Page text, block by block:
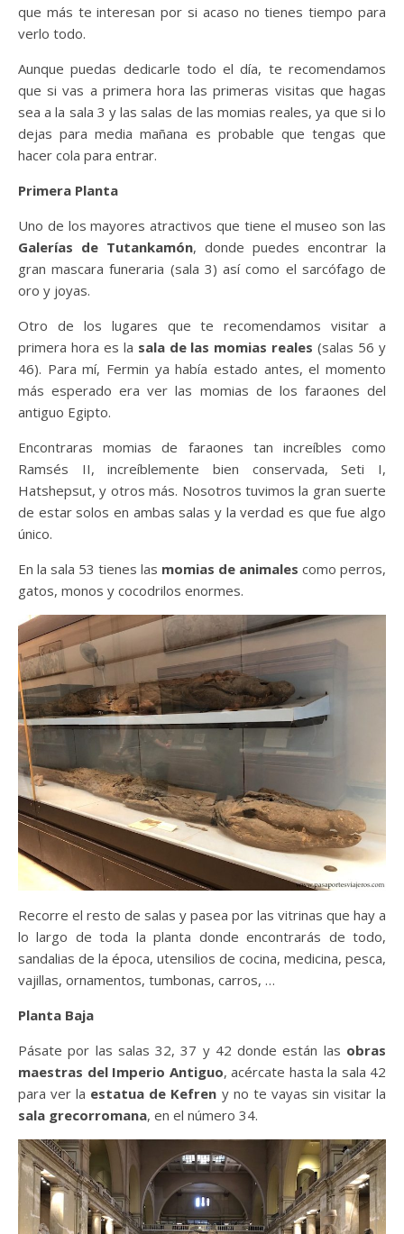
que más te interesan por si acaso no tienes tiempo para
verlo todo.
Aunque puedas dedicarle todo el día, te recomendamos
que si vas a primera hora las primeras visitas que hagas
sea a la sala 3 y las salas de las momias reales, ya que si lo
dejas para media mañana es probable que tengas que
hacer cola para entrar.
Primera Planta
Uno de los mayores atractivos que tiene el museo son las
Galerías de Tutankamón, donde puedes encontrar la
gran mascara funeraria (sala 3) así como el sarcófago de
oro y joyas.
Otro de los lugares que te recomendamos visitar a
primera hora es la sala de las momias reales (salas 56 y
46). Para mí, Fermin ya había estado antes, el momento
más esperado era ver las momias de los faraones del
antiguo Egipto.
Encontraras momias de faraones tan increíbles como
Ramsés II, increíblemente bien conservada, Seti I,
Hatshepsut, y otros más. Nosotros tuvimos la gran suerte
de estar solos en ambas salas y la verdad es que fue algo
único.
En la sala 53 tienes las momias de animales como perros,
gatos, monos y cocodrilos enormes.
Recorre el resto de salas y pasea por las vitrinas que hay a
lo largo de toda la planta donde encontrarás de todo,
sandalias de la época, utensilios de cocina, medicina, pesca,
vajillas, ornamentos, tumbonas, carros, …
Planta Baja
Pásate por las salas 32, 37 y 42 donde están las obras
maestras del Imperio Antiguo, acércate hasta la sala 42
para ver la estatua de Kefren y no te vayas sin visitar la
sala grecorromana, en el número 34.